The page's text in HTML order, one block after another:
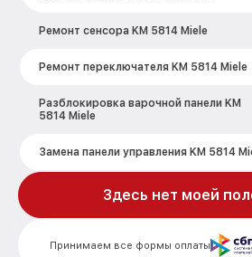
Ремонт сенсора KM 5814 Miele
Ремонт переключателя KM 5814 Miele
Разблокировка варочной панели KM
5814 Miele
Замена панели управления KM 5814
Ремонт модуля управления KM 5814
Принимаем все формы оплаты
Здесь нет моей